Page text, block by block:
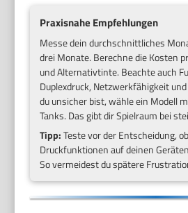
Praxisnahe Empfehlungen
Messe dein durchschnittliches
drei Monate. Berechne die Kosten
und Alternativtinte. Beachte auch
Duplexdruck, Netzwerkfähigkeit
du unsicher bist, wähle ein Modell
Tanks. Das gibt dir Spielraum bei
Tipp:Teste vor der Entscheidung,
Druckfunktionen auf deinen
So vermeidest du spätere